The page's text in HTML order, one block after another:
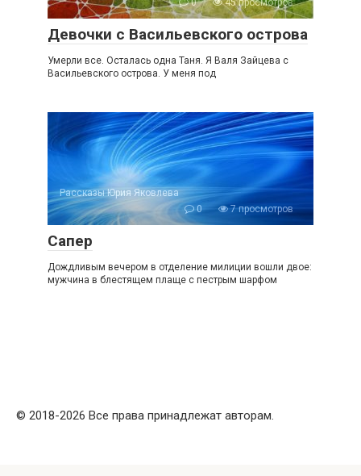
0 45 просмотров
Девочки с Васильевского острова
Умерли все. Осталась одна Таня. Я Валя Зайцева с
Васильевского острова. У меня под
Рассказы Юрия Яковлева
0
7 просмотров
Сапер
Дождливым вечером в отделение милиции вошли двое:
мужчина в блестящем плаще с пестрым шарфом
© 2018-2026 Все права принадлежат авторам.